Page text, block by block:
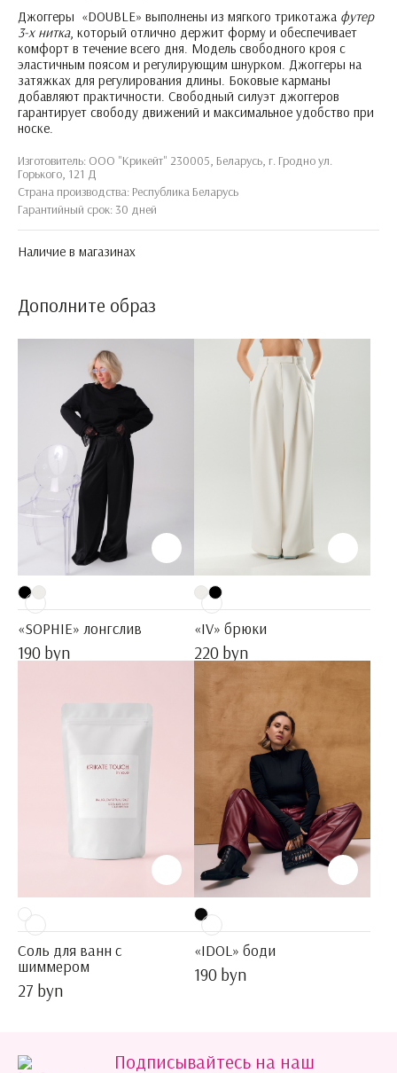
Джоггеры «DOUBLE» выполнены из мягкого трикотажа футер
3-х нитка, который отлично держит форму и обеспечивает
комфорт в течение всего дня. Модель свободного кроя с
эластичным поясом и регулирующим шнурком. Джоггеры на
затяжках для регулирования длины. Боковые карманы
добавляют практичности. Свободный силуэт джоггеров
гарантирует свободу движений и максимальное удобство при
носке.
Изготовитель: ООО "Крикейт" 230005, Беларусь, г. Гродно ул.
Горького, 121 Д
Страна производства: Республика Беларусь
Гарантийный срок: 30 дней
Наличие в магазинах
Дополните образ
«SOPHIE» лонгслив
190 byn
«IV» брюки
220 byn
Соль для ванн с
шиммером
27 byn
«IDOL» боди
190 byn
Подписывайтесь на наш